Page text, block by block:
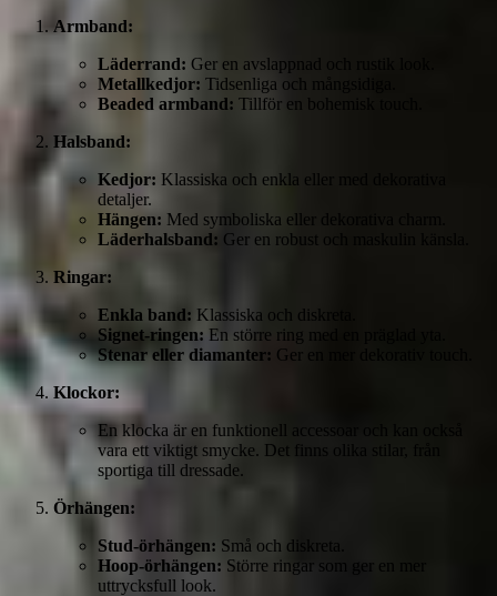
Armband:
Läderrand: Ger en avslappnad och rustik look.
Metallkedjor: Tidsenliga och mångsidiga.
Beaded armband: Tillför en bohemisk touch.
Halsband:
Kedjor: Klassiska och enkla eller med dekorativa
detaljer.
Hängen: Med symboliska eller dekorativa charm.
Läderhalsband: Ger en robust och maskulin känsla.
Ringar:
Enkla band: Klassiska och diskreta.
Signet-ringen: En större ring med en präglad yta.
Stenar eller diamanter: Ger en mer dekorativ touch.
Klockor:
En klocka är en funktionell accessoar och kan också
vara ett viktigt smycke. Det finns olika stilar, från
sportiga till dressade.
Örhängen:
Stud-örhängen: Små och diskreta.
Hoop-örhängen: Större ringar som ger en mer
uttrycksfull look.